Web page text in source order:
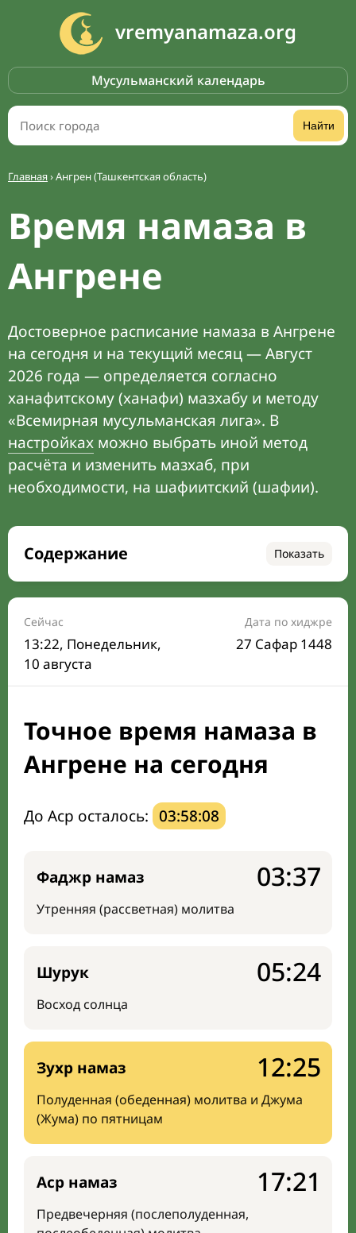
vremyanamaza.org
Мусульманский календарь
Найти
Главная›Ангрен (Ташкентская область)
Время намаза в
Ангрене
Достоверное расписание намаза в Ангрене
на сегодня и на текущий месяц — Август
2026 года — определяется согласно
ханафитскому (ханафи) мазхабу и методу
«Всемирная мусульманская лига». В
настройках можно выбрать иной метод
расчёта и изменить мазхаб, при
необходимости, на шафиитский (шафии).
Содержание Показать
Время намаза на сегодня
Расписание на месяц
Время Сухура и Ифтара на сегодня
Календарь рамадана
Направление киблы
Сейчас
13:22, Понедельник,
10 августа
Дата по хиджре
27 Сафар 1448
Точное время намаза в
Ангрене на сегодня
До Аср осталось: 03:58:07
Фаджр намаз
Утренняя (рассветная) молитва
03:37
Шурук
Восход солнца
05:24
Зухр намаз
Полуденная (обеденная) молитва и Джума
(Жума) по пятницам
12:25
Аср намаз
Предвечерняя (послеполуденная,
17:21